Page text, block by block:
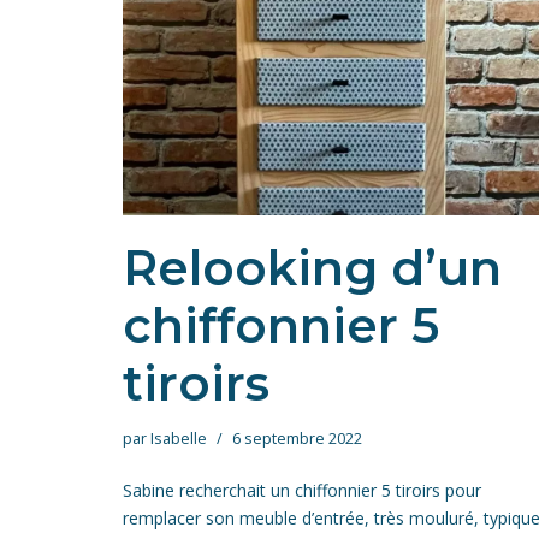
Relooking d’un
chiffonnier 5
tiroirs
parIsabelle 6 septembre 2022
Sabine recherchait un chiffonnier 5 tiroirs pour
remplacer son meuble d’entrée, très mouluré, typique